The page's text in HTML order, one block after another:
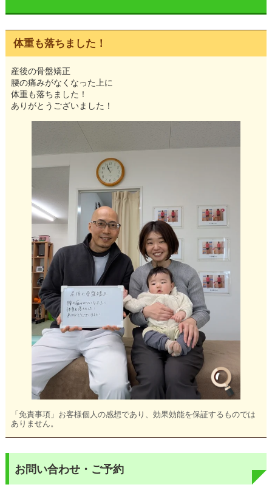
体重も落ちました！
産後の骨盤矯正
腰の痛みがなくなった上に
体重も落ちました！
ありがとうございました！
「免責事項」お客様個人の感想であり、効果効能を保証するものでは
ありません。
お問い合わせ・ご予約